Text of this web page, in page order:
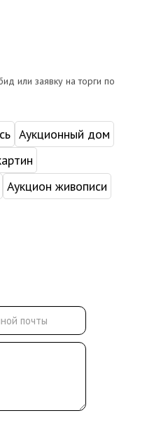
или заявку на торги по
Аукционный дом
Аукцион живописи